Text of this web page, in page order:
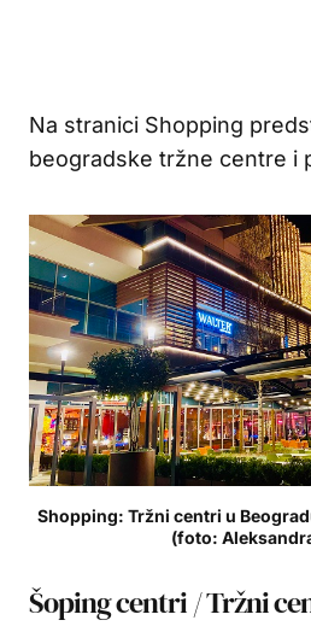
Na stranici Shopping
beogradske tržne centre i
Shopping: Tržni centri u
(foto:
Šoping centri / Tržni